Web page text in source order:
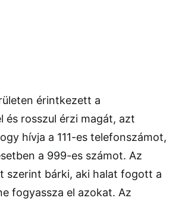
érintkezett a
és rosszul érzi magát, azt
hívja a 111-es telefonszámot,
a 999-es számot. Az
szerint bárki, aki halat fogott a
fogyassza el azokat. Az